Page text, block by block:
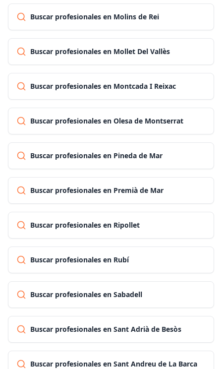
Buscar profesionales en Molins de Rei
Buscar profesionales en Mollet Del Vallès
Buscar profesionales en Montcada I Reixac
Buscar profesionales en Olesa de Montserrat
Buscar profesionales en Pineda de Mar
Buscar profesionales en Premià de Mar
Buscar profesionales en Ripollet
Buscar profesionales en Rubí
Buscar profesionales en Sabadell
Buscar profesionales en Sant Adrià de Besòs
Buscar profesionales en Sant Andreu de La Barca